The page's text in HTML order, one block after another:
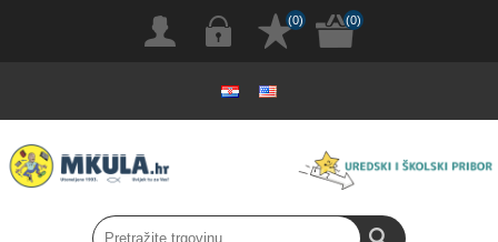
(0) (0)